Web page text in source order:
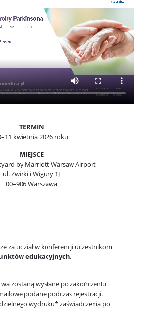
TERMIN
kwietnia 2026 roku
MIEJSCE
by Marriott Warsaw Airport
ul. Żwirki i Wigury 1J
00–906 Warszawa
za udział w konferencji uczestnikom
edukacyjnych.
zostaną wysłane po zakończeniu
podane podczas rejestracji.
wydruku* zaświadczenia po